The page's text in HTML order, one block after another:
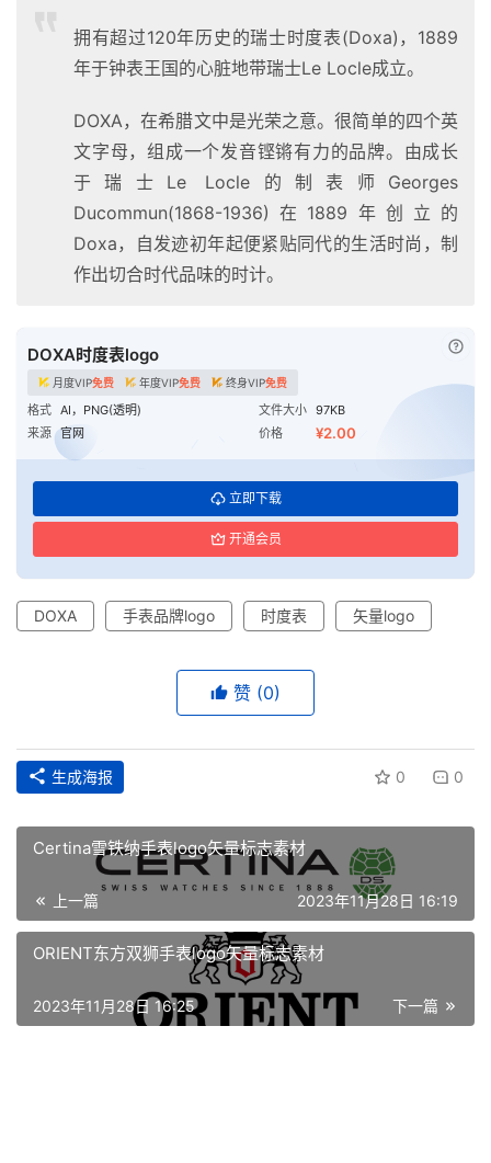
首
资
平
拥有超过120年历史的瑞士时度表(Doxa)，1889
年于钟表王国的心脏地带瑞士Le Locle成立。
DOXA，在希腊文中是光荣之意。很简单的四个英
文字母，组成一个发音铿锵有力的品牌。由成长
于瑞士Le Locle的制表师Georges
Ducommun(1868-1936)在1889年创立的
Doxa，自发迹初年起便紧贴同代的生活时尚，制
作出切合时代品味的时计。
DOXA时度表logo
月度VIP免费 年度VIP免费 终身VIP免费
格式 AI，PNG(透明) 文件大小
97KB
来源 官网 价格 ¥2.00
立即下载
开通会员
DOXA 手表品牌logo 时度表 矢量logo
赞 (0)
生成海报 0 0
Certina雪铁纳手表logo矢量标志素材
上一篇 2023年11月28日 16:19
ORIENT东方双狮手表logo矢量标志素材
下一篇
2023年11月28日 16:25